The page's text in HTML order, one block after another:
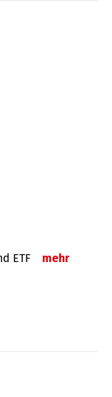
ETF mehr